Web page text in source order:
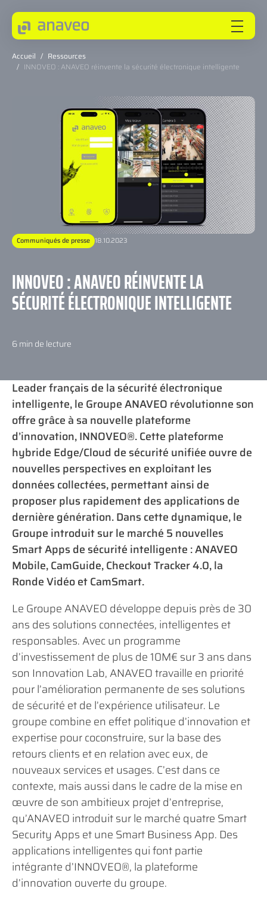
ANAVEO
EXPERTISES
SECTEURS
INNOVEO
NOS INNOVATIONS
TECHNOLOGIQUES
NOUS CONTACTER
Accueil / Ressources
/ INNOVEO : ANAVEO réinvente la sécurité électronique intelligente
Communiqués de presse 18.10.2023
INNOVEO : ANAVEO RÉINVENTE LA
SÉCURITÉ ÉLECTRONIQUE INTELLIGENTE
6 min de lecture
Leader français de la sécurité électronique
intelligente, le Groupe ANAVEO révolutionne son
offre grâce à sa nouvelle plateforme
d’innovation, INNOVEO®. Cette plateforme
hybride Edge/Cloud de sécurité unifiée ouvre de
nouvelles perspectives en exploitant les
données collectées, permettant ainsi de
proposer plus rapidement des applications de
dernière génération. Dans cette dynamique, le
Groupe introduit sur le marché 5 nouvelles
Smart Apps de sécurité intelligente : ANAVEO
Mobile, CamGuide, Checkout Tracker 4.0, la
Ronde Vidéo et CamSmart.
Le Groupe ANAVEO développe depuis près de 30
ans des solutions connectées, intelligentes et
responsables. Avec un programme
d’investissement de plus de 10M€ sur 3 ans dans
son Innovation Lab, ANAVEO travaille en priorité
pour l’amélioration permanente de ses solutions
de sécurité et de l’expérience utilisateur. Le
groupe combine en effet politique d’innovation et
expertise pour coconstruire, sur la base des
retours clients et en relation avec eux, de
nouveaux services et usages. C’est dans ce
contexte, mais aussi dans le cadre de la mise en
œuvre de son ambitieux projet d’entreprise,
qu’ANAVEO introduit sur le marché quatre Smart
Security Apps et une Smart Business App. Des
applications intelligentes qui font partie
intégrante d’INNOVEO®, la plateforme
d’innovation ouverte du groupe.